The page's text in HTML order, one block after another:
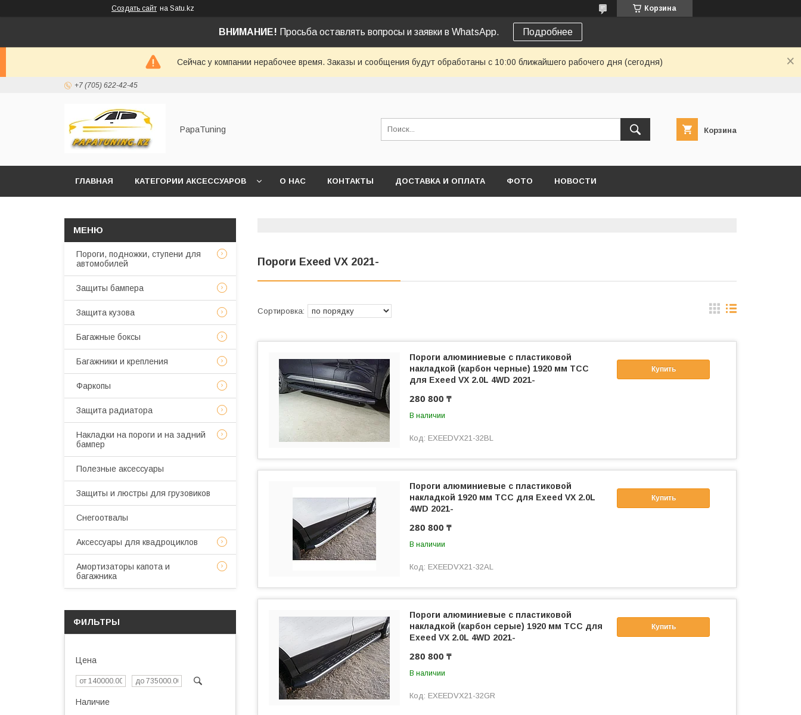
Создать сайт на Satu.kz Корзина
ВНИМАНИЕ! Просьба оставлять вопросы и заявки в WhatsApp. Подробнее
Сейчас у компании нерабочее время. Заказы и сообщения будут обработаны с 10:00 ближайшего рабочего дня (сегодня)
+7 (705) 622-42-45
PapaTuning Корзина
ГЛАВНАЯ КАТЕГОРИИ АКСЕССУАРОВ О НАС КОНТАКТЫ ДОСТАВКА И ОПЛАТА ФОТО НОВОСТИ
Пороги Exeed VX 2021-
Купить
Пороги алюминиевые с пластиковой
накладкой (карбон черные) 1920 мм ТСС
для Exeed VX 2.0L 4WD 2021-
280 800 ₸
В наличии
EXEEDVX21-32BL
Купить
Пороги алюминиевые с пластиковой
накладкой 1920 мм ТСС для Exeed VX 2.0L
4WD 2021-
280 800 ₸
В наличии
EXEEDVX21-32AL
Купить
Пороги алюминиевые с пластиковой
накладкой (карбон серые) 1920 мм ТСС для
Exeed VX 2.0L 4WD 2021-
280 800 ₸
В наличии
EXEEDVX21-32GR
Пороги, подножки, ступени для
автомобилей
Защиты бампера
Защита кузова
Багажные боксы
Багажники и крепления
Фаркопы
Защита радиатора
Накладки на пороги и на задний
бампер
Полезные аксессуары
Защиты и люстры для грузовиков
Снегоотвалы
Аксессуары для квадроциклов
Амортизаторы капота и
багажника
ФИЛЬТРЫ
Цена
Наличие